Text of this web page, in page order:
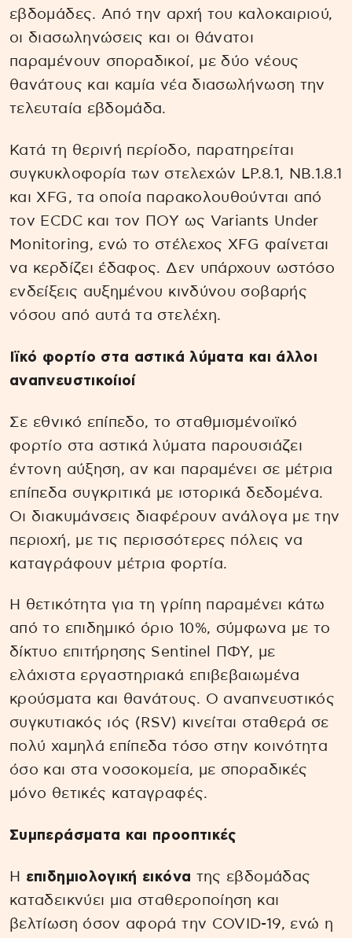
εβδομάδες. Από την αρχή του καλοκαιριού,
οι διασωληνώσεις και οι θάνατοι
παραμένουν σποραδικοί, με δύο νέους
θανάτους και καμία νέα διασωλήνωση την
τελευταία εβδομάδα.
Κατά τη θερινή περίοδο, παρατηρείται
συγκυκλοφορία των στελεχών LP.8.1, NB.1.8.1
και XFG, τα οποία παρακολουθούνται από
τον ECDC και τον ΠΟΥ ως Variants Under
Monitoring, ενώ το στέλεχος XFG φαίνεται
να κερδίζει έδαφος. Δεν υπάρχουν ωστόσο
ενδείξεις αυξημένου κινδύνου σοβαρής
νόσου από αυτά τα στελέχη.
Ιϊκό φορτίο στα αστικά λύματα και άλλοι
αναπνευστικοίιοί
Σε εθνικό επίπεδο, το σταθμισμένοιϊκό
φορτίο στα αστικά λύματα παρουσιάζει
έντονη αύξηση, αν και παραμένει σε μέτρια
επίπεδα συγκριτικά με ιστορικά δεδομένα.
Οι διακυμάνσεις διαφέρουν ανάλογα με την
περιοχή, με τις περισσότερες πόλεις να
καταγράφουν μέτρια φορτία.
Η θετικότητα για τη γρίπη παραμένει κάτω
από το επιδημικό όριο 10%, σύμφωνα με το
δίκτυο επιτήρησης Sentinel ΠΦΥ, με
ελάχιστα εργαστηριακά επιβεβαιωμένα
κρούσματα και θανάτους. Ο αναπνευστικός
συγκυτιακός ιός (RSV) κινείται σταθερά σε
πολύ χαμηλά επίπεδα τόσο στην κοινότητα
όσο και στα νοσοκομεία, με σποραδικές
μόνο θετικές καταγραφές.
Συμπεράσματα και προοπτικές
Η επιδημιολογική εικόνα της εβδομάδας
καταδεικνύει μια σταθεροποίηση και
βελτίωση όσον αφορά την COVID-19, ενώ η